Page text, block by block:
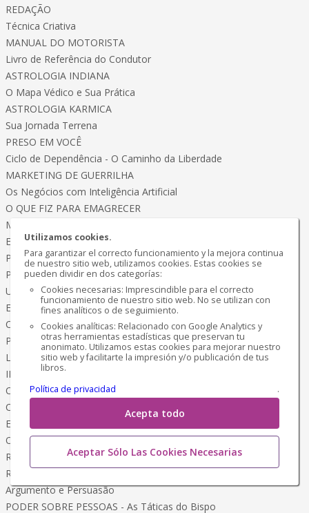
Utilizamos cookies.
Para garantizar el correcto funcionamiento y la mejora continua
de nuestro sitio web, utilizamos cookies. Estas cookies se
pueden dividir en dos categorías:
Cookies necesarias: Imprescindible para el correcto
funcionamiento de nuestro sitio web. No se utilizan con
fines analíticos o de seguimiento.
Cookies analíticas: Relacionado con Google Analytics y
otras herramientas estadísticas que preservan tu
anonimato. Utilizamos estas cookies para mejorar nuestro
sitio web y facilitarte la impresión y/o publicación de tus
libros.
Política de privacidad
.
Acepta todo
Aceptar Sólo Las Cookies Necesarias
REDAÇÃO
Técnica Criativa
MANUAL DO MOTORISTA
Livro de Referência do Condutor
ASTROLOGIA INDIANA
O Mapa Védico e Sua Prática
ASTROLOGIA KARMICA
Sua Jornada Terrena
PRESO EM VOCÊ
Ciclo de Dependência - O Caminho da Liberdade
MARKETING DE GUERRILHA
Os Negócios com Inteligência Artificial
O QUE FIZ PARA EMAGRECER
Meu Método Terapêutico
EMAGRECER é Chique!
Programação Física e Mental
PLANO de Emagrecimento
Um estilo de Vida Saudável
EMAGRECER
Coragem, Ousadia e Conquista
Pássaros Encantados da AMAZÔNIA
Livro de Colorir
INVENCÍVEL
Caminho da Estratégia de Miyamoto Musashi
CIÊNCIA OCULTA
Esoterismo - Magia Sociedades Secretas
ORATÓRIA SAGRADA
Retórica para Pregadores
RETÓRICA
Argumento e Persuasão
PODER SOBRE PESSOAS - As Táticas do Bispo